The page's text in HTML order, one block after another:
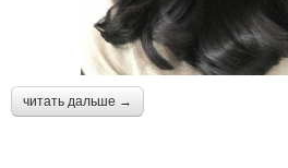
читать дальше →